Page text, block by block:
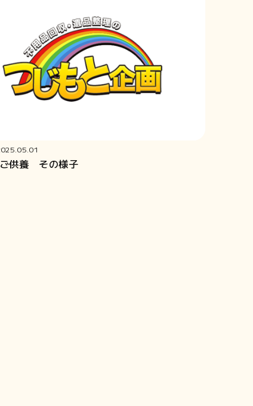
供養 その様子